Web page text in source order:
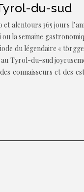
du-sud
alentours 365 jours
la semaine
du légendaire «
Tyrol-du-sud
connaisseurs et des